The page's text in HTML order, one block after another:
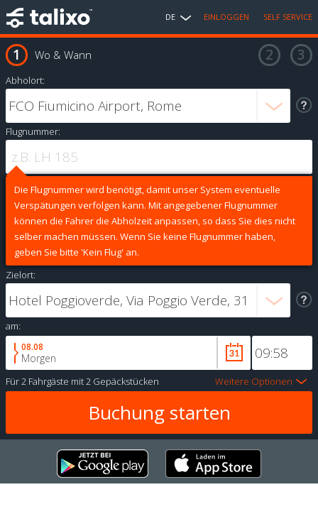
DE EINLOGGEN SELF SERVICE
Wo & Wann
Abholort:
Flugnummer:
Die Flugnummer wird benötigt, damit unser System eventuelle
Verspätungen verfolgen kann. Mit angegebener Flugnummer
können die Fahrer die Abholzeit anpassen, so dass Sie dies nicht
selber machen müssen. Wenn Sie keine Flugnummer haben,
geben Sie bitte 'Kein Flug' an.
Zielort:
am:
08.08
Morgen
Für2 Fahrgäste mit2 Gepäckstücken Weitere Optionen